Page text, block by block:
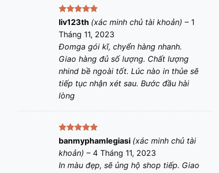
Được xếp
5 5
sao
liv123th (xác minh chủ tài khoản) – 1
Tháng 11, 2023
Đomga gói kĩ, chyển hàng nhanh.
Giao hàng đủ số lượng. Chất lượng
nhind bề ngoài tốt. Lúc nào in thủe sẽ
tiếp tục nhận xét sau. Bước đầu hài
lòng
Được xếp
hạng
55
sao
banmyphamlegiasi (xác minh chủ tài
khoản) – 4 Tháng 11, 2023
In màu đẹp, sẽ ủng hộ shop tiếp. Giao